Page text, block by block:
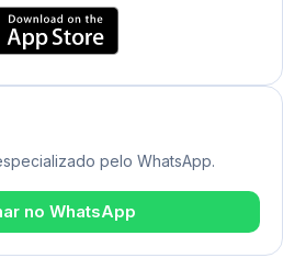
pelo WhatsApp.
no WhatsApp